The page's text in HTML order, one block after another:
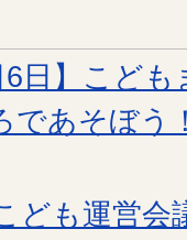
6日】こど
であそぼう
ども運営